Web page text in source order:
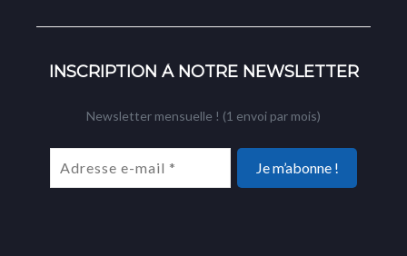
INSCRIPTION À NOTRE NEWSLETTER
Newsletter mensuelle ! (1 envoi par mois)